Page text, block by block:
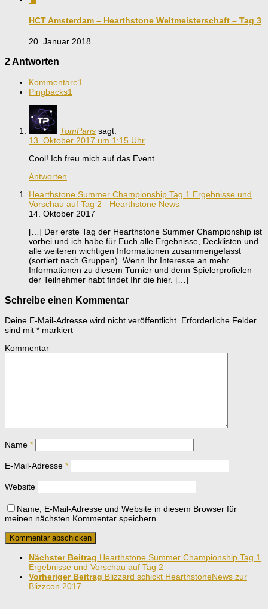
HCT Amsterdam – Hearthstone Weltmeisterschaft – Tag 3
20. Januar 2018
2 Antworten
Kommentare1
Pingbacks1
TomParis sagt:
13. Oktober 2017 um 1:15 Uhr
Cool! Ich freu mich auf das Event
Antworten
Hearthstone Summer Championship Tag 1 Ergebnisse und
Vorschau auf Tag 2 - Hearthstone News
14. Oktober 2017
[…] Der erste Tag der Hearthstone Summer Championship ist
vorbei und ich habe für Euch alle Ergebnisse, Decklisten und
alle weiteren wichtigen Informationen zusammengefasst
(sortiert nach Gruppen). Wenn Ihr Interesse an mehr
Informationen zu diesem Turnier und denn Spielerprofielen
der Teilnehmer habt findet Ihr die hier. […]
Schreibe einen Kommentar
Deine E-Mail-Adresse wird nicht veröffentlicht. Erforderliche Felder
sind mit * markiert
Kommentar
Name *
E-Mail-Adresse *
Website
Name, E-Mail-Adresse und Website in diesem Browser für
meinen nächsten Kommentar speichern.
Nächster Beitrag Hearthstone Summer Championship Tag 1
Ergebnisse und Vorschau auf Tag 2
Vorheriger Beitrag Blizzard schickt HearthstoneNews zur
Blizzcon 2017